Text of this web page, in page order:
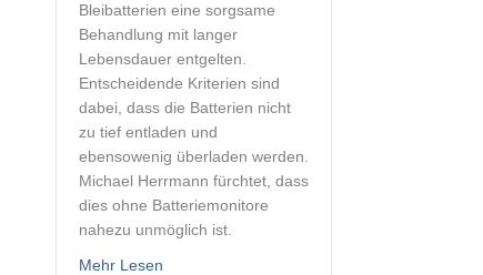
Bleibatterien eine sorgsame
Behandlung mit langer
Lebensdauer entgelten.
Entscheidende Kriterien sind
dabei, dass die Batterien nicht
zu tief entladen und
ebensowenig überladen werden.
Michael Herrmann fürchtet, dass
dies ohne Batteriemonitore
nahezu unmöglich ist.
Mehr Lesenabout Batteriemonitore – Batterieüberwachung